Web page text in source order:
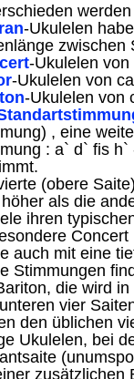
-Ukulelen
zwischen
-Ukulelen
-Ukulelen von
-Ukulelen von
, eine
: a` d` fis
(obere
als die
ihren
auch mit eine
Stimmungen
die wird
vier
den üblichen
Ukulelen, bei
zusätzlichen